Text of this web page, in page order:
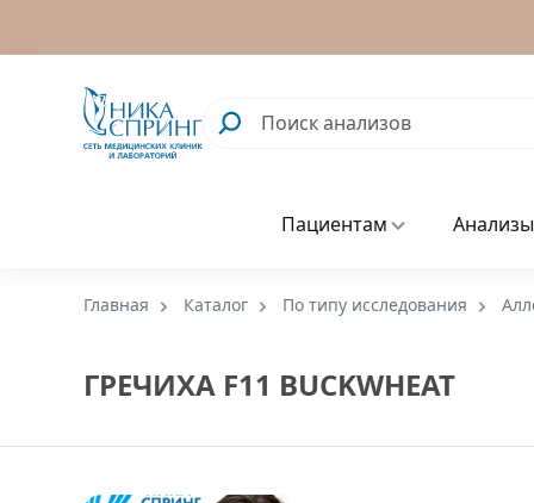
Пациентам
Главная Каталог По типу исследования
ГРЕЧИХА F11 BUCKWHEAT